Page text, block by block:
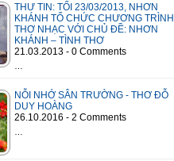
THƯ TIN: TỐI 23/03/2013, NHƠN
KHÁNH TỔ CHỨC CHƯƠNG TRÌNH
THƠ NHẠC VỚI CHỦ ĐỀ: NHƠN
KHÁNH – TÌNH THƠ
21.03.2013 - 0 Comments
NỖI NHỚ SÂN TRƯỜNG - THƠ ĐỖ
DUY HOÀNG
26.10.2016 - 2 Comments